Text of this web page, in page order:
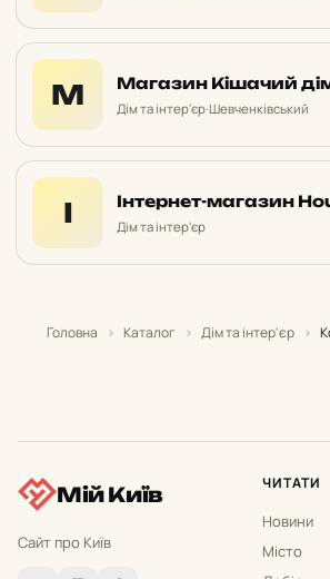
М Магазин Кішачий
Дім та інтер'єр·Шевченківський
І Інтернет-магазин
Дім та інтер'єр
Головна › Каталог › Дім та інтер'єр ›
Мій Київ
Сайт про Київ
ЧИТАТИ
Новини
Місто